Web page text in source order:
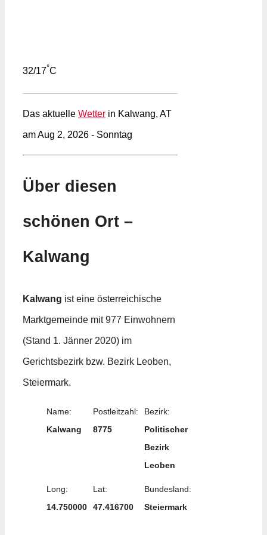
32/17°C
Das aktuelle Wetter in Kalwang, AT
am Aug 2, 2026 - Sonntag
Über diesen
schönen Ort –
Kalwang
Kalwang ist eine österreichische
Marktgemeinde mit 977 Einwohnern
(Stand 1. Jänner 2020) im
Gerichtsbezirk bzw. Bezirk Leoben,
Steiermark.
Name:
Kalwang
Postleitzahl:
8775
Bezirk:
Politischer
Bezirk
Leoben
Long:
14.750000
Lat:
47.416700
Bundesland:
Steiermark